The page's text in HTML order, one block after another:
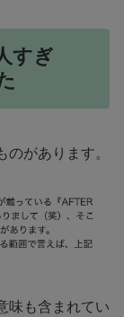
すぎ
があります。
味も含まれてい